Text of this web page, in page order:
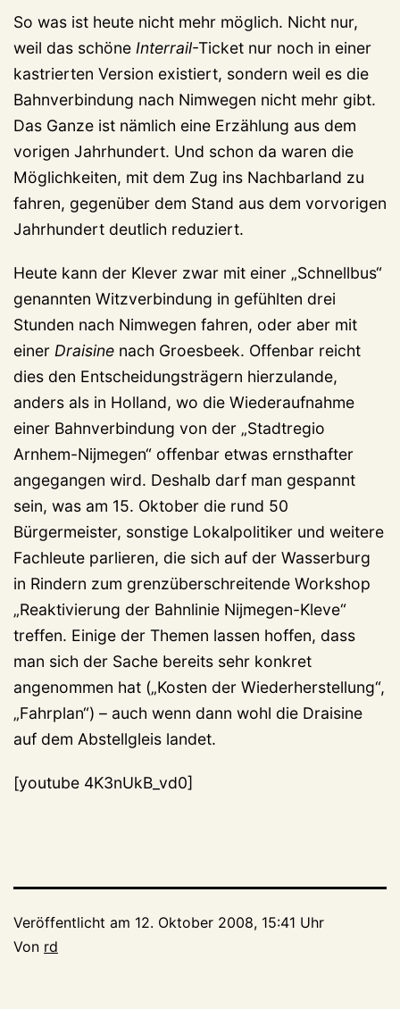
So was ist heute nicht mehr möglich. Nicht nur,
weil das schöne Interrail-Ticket nur noch in einer
kastrierten Version existiert, sondern weil es die
Bahnverbindung nach Nimwegen nicht mehr gibt.
Das Ganze ist nämlich eine Erzählung aus dem
vorigen Jahrhundert. Und schon da waren die
Möglichkeiten, mit dem Zug ins Nachbarland zu
fahren, gegenüber dem Stand aus dem vorvorigen
Jahrhundert deutlich reduziert.
Heute kann der Klever zwar mit einer „Schnellbus“
genannten Witzverbindung in gefühlten drei
Stunden nach Nimwegen fahren, oder aber mit
einer Draisine nach Groesbeek. Offenbar reicht
dies den Entscheidungsträgern hierzulande,
anders als in Holland, wo die Wiederaufnahme
einer Bahnverbindung von der „Stadtregio
Arnhem-Nijmegen“ offenbar etwas ernsthafter
angegangen wird. Deshalb darf man gespannt
sein, was am 15. Oktober die rund 50
Bürgermeister, sonstige Lokalpolitiker und weitere
Fachleute parlieren, die sich auf der Wasserburg
in Rindern zum grenzüberschreitende Workshop
„Reaktivierung der Bahnlinie Nijmegen-Kleve“
treffen. Einige der Themen lassen hoffen, dass
man sich der Sache bereits sehr konkret
angenommen hat („Kosten der Wiederherstellung“,
„Fahrplan“) – auch wenn dann wohl die Draisine
auf dem Abstellgleis landet.
[youtube 4K3nUkB_vd0]
Veröffentlicht am 12. Oktober 2008, 15:41 Uhr
Von rd